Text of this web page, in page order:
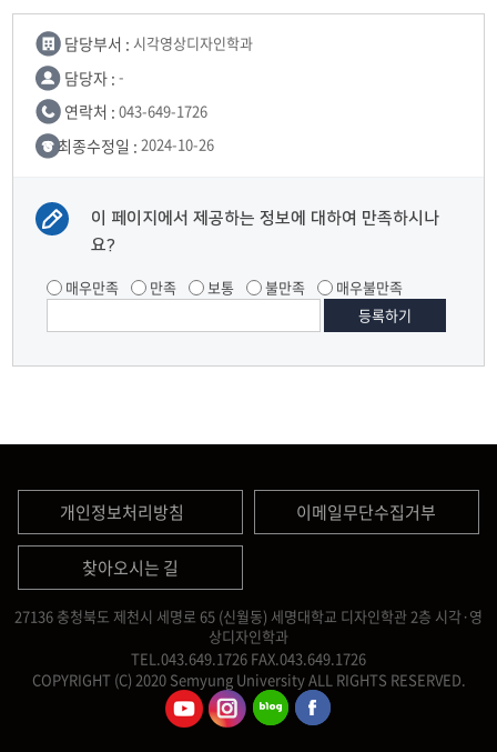
담당부서 : 시각영상디자인학과
담당자 : -
연락처 : 043-649-1726
최종수정일 : 2024-10-26
이 페이지에서 제공하는 정보에 대하여 만족하시나
요?
매우만족 만족 보통 불만족 매우불만족
개인정보처리방침 이메일무단수집거부
찾아오시는 길
27136 충청북도 제천시 세명로 65 (신월동) 세명대학교 디자인학관 2층 시각·영
상디자인학과
TEL.043.649.1726 FAX.043.649.1726
COPYRIGHT (C) 2020 Semyung University ALL RIGHTS RESERVED.